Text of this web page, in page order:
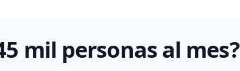
mil personas al mes?